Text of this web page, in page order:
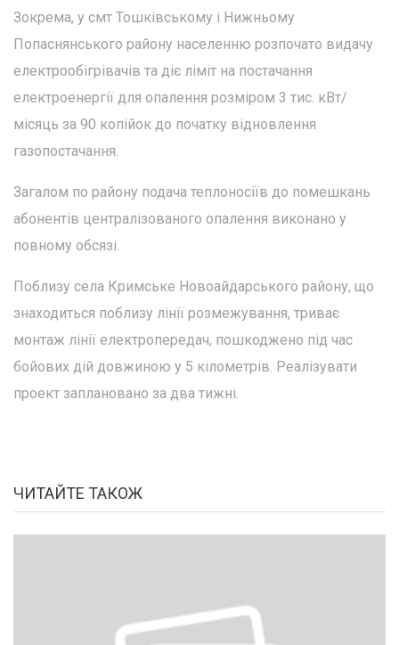
Зокрема, у смт Тошківському і Нижньому
Попаснянського району населенню розпочато видачу
електрообігрівачів та діє ліміт на постачання
електроенергії для опалення розміром 3 тис. кВт/
місяць за 90 копійок до початку відновлення
газопостачання.
Загалом по району подача теплоносіїв до помешкань
абонентів централізованого опалення виконано у
повному обсязі.
Поблизу села Кримське Новоайдарського району, що
знаходиться поблизу лінії розмежування, триває
монтаж лінії електропередач, пошкоджено під час
бойових дій довжиною у 5 кілометрів. Реалізувати
проект заплановано за два тижні.
ЧИТАЙТЕ ТАКОЖ